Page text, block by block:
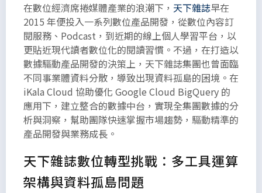
在數位經濟席捲媒體產業的浪潮下， 天下雜誌早在
2015 年便投入一系列數位產品開發，從數位內容訂
閱服務、Podcast，到近期的線上個人學習平台，以
更貼近現代讀者數位化的閱讀習慣。不過，在打造以
數據驅動產品開發的決策上，天下雜誌集團也曾面臨
不同事業體資料分散，導致出現資料孤島的困境。在
iKala Cloud 協助優化 Google Cloud BigQuery 的
應用下，建立整合的數據中台，實現全集團數據的分
析與洞察，幫助團隊快速掌握市場趨勢，驅動精準的
產品開發與業務成長。
天下雜誌數位轉型挑戰：多工具運算
架構與資料孤島問題
以下是為
了能夠滿
足段落所
需的長度
而定義的
無意義內
文，請自
排。